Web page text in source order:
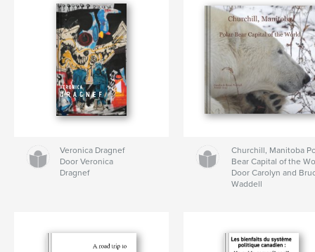
Veronica Dragnef
Door Veronica
Dragnef
Churchill, Manitoba
Bear Capital of the
Door Carolyn and
Waddell